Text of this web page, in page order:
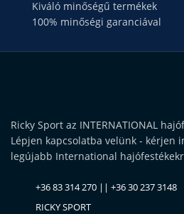
Kiváló minőségű termékek
100% minőségi garanciával
Ricky Sport az INTERNATIONAL
Lépjen kapcsolatba velünk - kérjen
legújabb International
+36 83 314 270 || +36 30 237 3148
RICKY SPORT